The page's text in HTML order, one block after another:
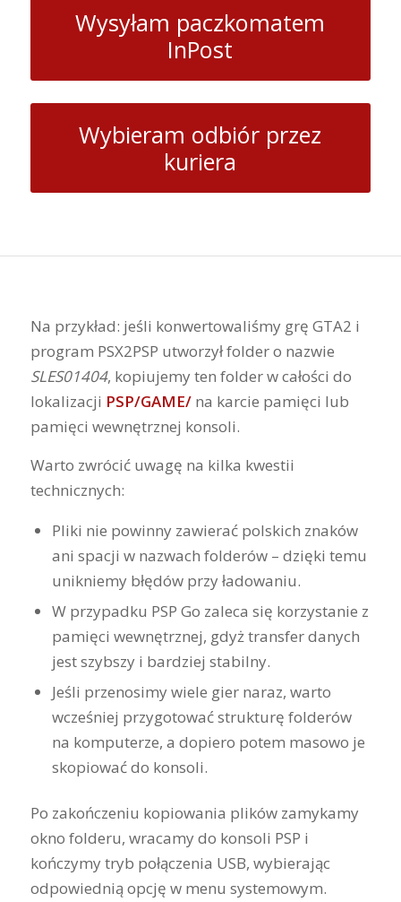
Wysyłam paczkomatem
InPost
Wybieram odbiór przez
kuriera
Na przykład: jeśli konwertowaliśmy grę GTA2 i
program PSX2PSP utworzył folder o nazwie
SLES01404, kopiujemy ten folder w całości do
lokalizacji PSP/GAME/na karcie pamięci lub
pamięci wewnętrznej konsoli.
Warto zwrócić uwagę na kilka kwestii
technicznych:
Pliki nie powinny zawierać polskich znaków
ani spacji w nazwach folderów – dzięki temu
unikniemy błędów przy ładowaniu.
W przypadku PSP Go zaleca się korzystanie z
pamięci wewnętrznej, gdyż transfer danych
jest szybszy i bardziej stabilny.
Jeśli przenosimy wiele gier naraz, warto
wcześniej przygotować strukturę folderów
na komputerze, a dopiero potem masowo je
skopiować do konsoli.
Po zakończeniu kopiowania plików zamykamy
okno folderu, wracamy do konsoli PSP i
kończymy tryb połączenia USB, wybierając
odpowiednią opcję w menu systemowym.